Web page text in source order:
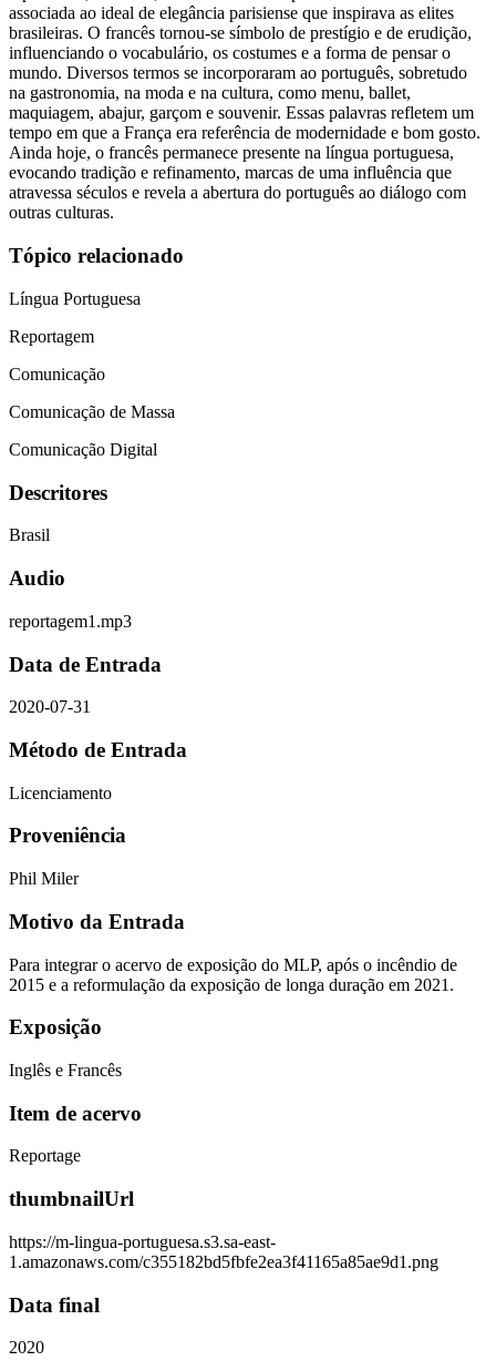
associada ao ideal de elegância parisiense que inspirava as elites
brasileiras. O francês tornou-se símbolo de prestígio e de erudição,
influenciando o vocabulário, os costumes e a forma de pensar o
mundo. Diversos termos se incorporaram ao português, sobretudo
na gastronomia, na moda e na cultura, como menu, ballet,
maquiagem, abajur, garçom e souvenir. Essas palavras refletem um
tempo em que a França era referência de modernidade e bom gosto.
Ainda hoje, o francês permanece presente na língua portuguesa,
evocando tradição e refinamento, marcas de uma influência que
atravessa séculos e revela a abertura do português ao diálogo com
outras culturas.
Tópico relacionado
Língua Portuguesa
Reportagem
Comunicação
Comunicação de Massa
Comunicação Digital
Descritores
Brasil
Audio
reportagem1.mp3
Data de Entrada
2020-07-31
Método de Entrada
Licenciamento
Proveniência
Phil Miler
Motivo da Entrada
Para integrar o acervo de exposição do MLP, após o incêndio de
2015 e a reformulação da exposição de longa duração em 2021.
Exposição
Inglês e Francês
Item de acervo
Reportage
thumbnailUrl
https://m-lingua-portuguesa.s3.sa-east-
1.amazonaws.com/c355182bd5fbfe2ea3f41165a85ae9d1.png
Data final
2020